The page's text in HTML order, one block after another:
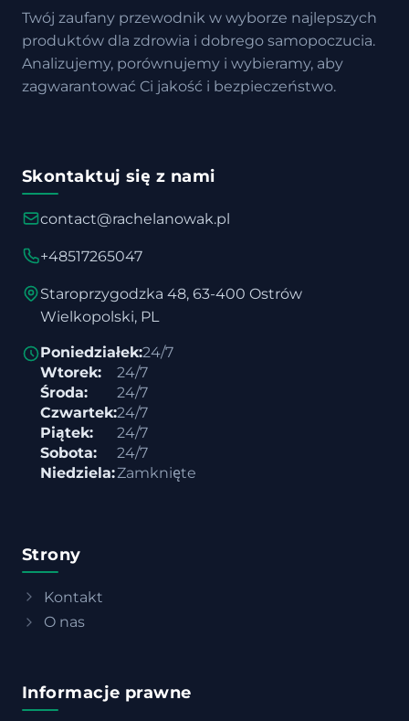
Twój zaufany przewodnik w wyborze najlepszych
produktów dla zdrowia i dobrego samopoczucia.
Analizujemy, porównujemy i wybieramy, aby
zagwarantować Ci jakość i bezpieczeństwo.
Skontaktuj się z nami
contact@rachelanowak.pl
+48517265047
Staroprzygodzka 48, 63-400 Ostrów
Wielkopolski, PL
Poniedziałek:24/7
Wtorek:
24/7
Środa:
24/7
Czwartek:24/7
Piątek:
24/7
Sobota:
24/7
Niedziela:Zamknięte
Strony
Kontakt
O nas
Informacje prawne